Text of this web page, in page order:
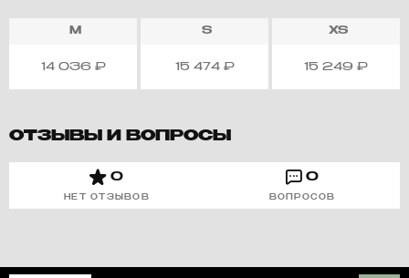
M
14 036 ₽
S
15 474 ₽
XS
15 249 ₽
ОТЗЫВЫ И ВОПРОСЫ
0
НЕТ ОТЗЫВОВ
0
ВОПРОСОВ